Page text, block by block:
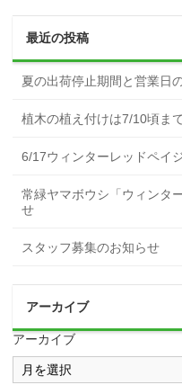
最近の投稿
夏の出荷停止期間と営業日
植木の植え付けは7/10頃ま
6/17ウィンターレッドペイ
常緑ヤマボウシ「ウィンタ
せ
スタッフ募集のお知らせ
アーカイブ
アーカイブ